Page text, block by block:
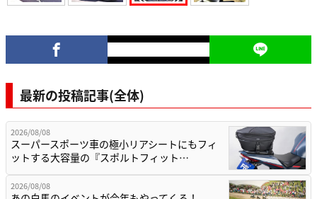
最新の投稿記事(全体)
2026/08/08
スーパースポーツ車の極小リアシートにもフィ
ットする大容量の『スポルトフィット…
2026/08/08